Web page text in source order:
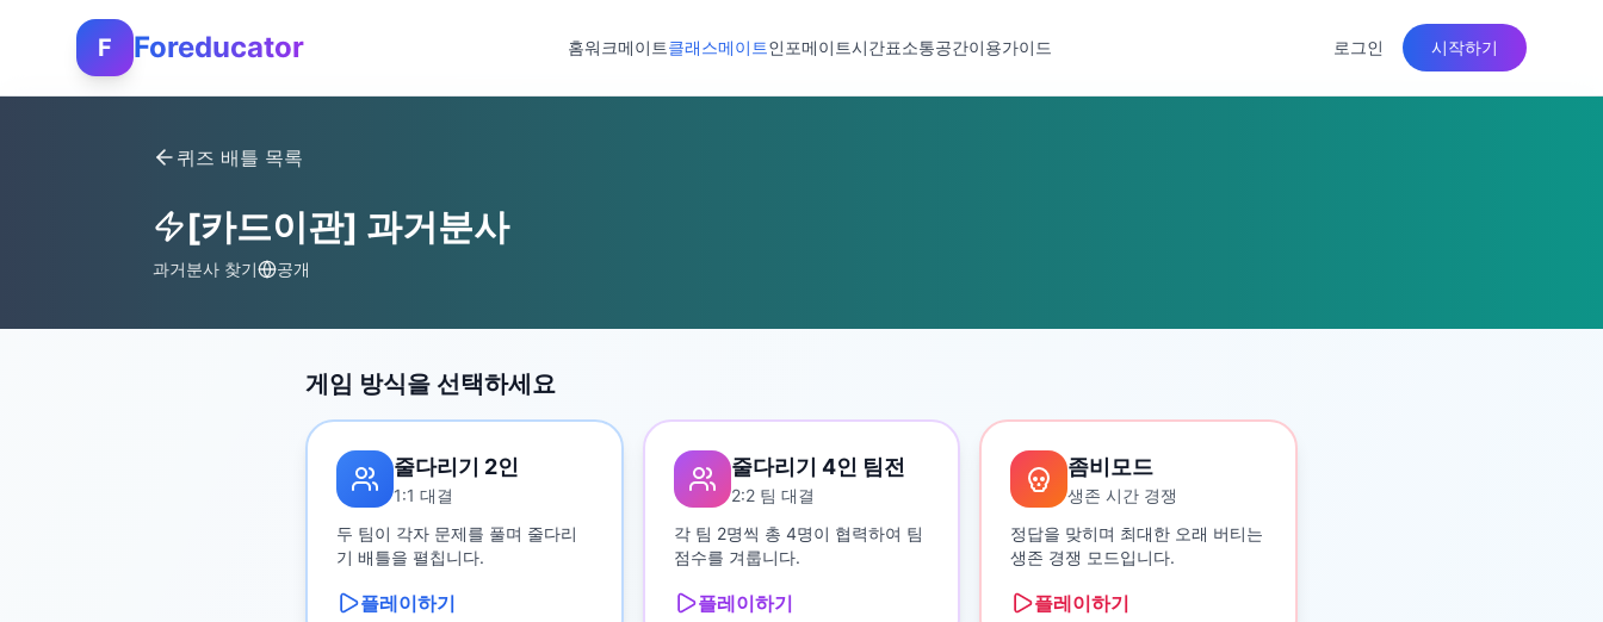
F Foreducator 홈워크메이트클래스메이트인포메이트시간표소통공간이용가이드 로그인 시작하기
퀴즈 배틀 목록
[카드이관] 과거분사
과거분사 찾기 공개
게임 방식을 선택하세요
줄다리기 2인
1:1 대결
두 팀이 각자 문제를 풀며 줄다리
기 배틀을 펼칩니다.
플레이하기
줄다리기 4인 팀전
2:2 팀 대결
각 팀 2명씩 총 4명이 협력하여 팀
점수를 겨룹니다.
플레이하기
좀비모드
생존 시간 경쟁
정답을 맞히며 최대한 오래 버티는
생존 경쟁 모드입니다.
플레이하기